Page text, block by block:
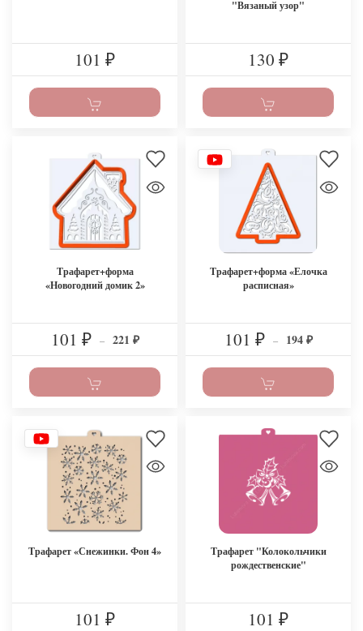
101 ₽
"Вязаный узор"
130 ₽
Трафарет+форма
«Новогодний домик 2»
101 ₽ – 221 ₽
Трафарет+форма «Елочка
расписная»
101 ₽ – 194 ₽
Трафарет «Снежинки. Фон 4»
101 ₽
Трафарет "Колокольчики
рождественские"
101 ₽